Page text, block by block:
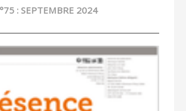
: SEPTEMBRE 2024